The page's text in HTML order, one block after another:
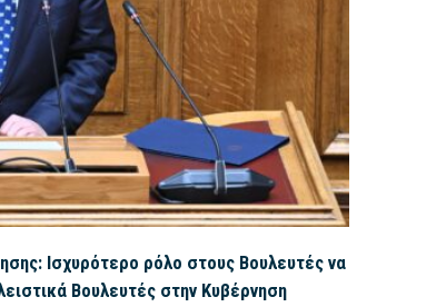
Ισχυρότερο ρόλο στους Βουλευτές να
Βουλευτές στην Κυβέρνηση